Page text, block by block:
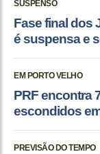
SUSPENSO
Fase final dos
é suspensa e
EM PORTO VELHO
PRF encontra
escondidos
PREVISÃO DO TEMPO